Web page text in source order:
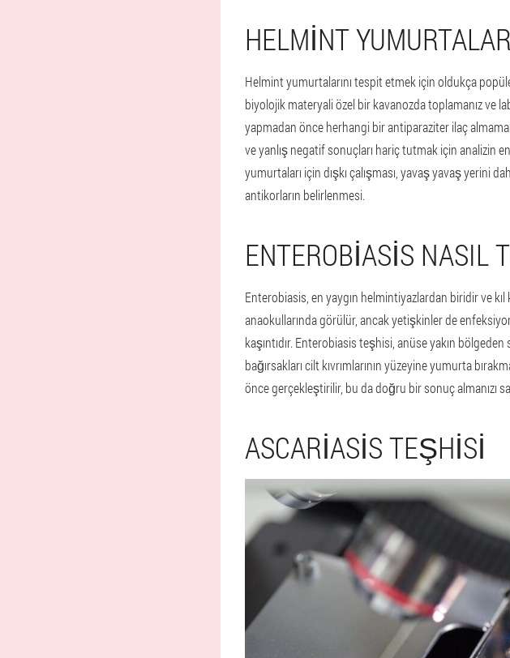
HELMINT
Helmint yumurtalarını tespit etmek için oldukça
biyolojik materyali özel bir kavanozda toplamanız ve
yapmadan önce herhangi bir antiparaziter ilaç
ve yanlış negatif sonuçları hariç tutmak için analizin
yumurtaları için dışkı çalışması, yavaş yavaş yerini
antikorların belirlenmesi.
ENTEROBIASIS NASIL
Enterobiasis, en yaygın helmintiyazlardan biridir ve
anaokullarında görülür, ancak yetişkinler de
kaşıntıdır. Enterobiasis teşhisi, anüse yakın
bağırsakları cilt kıvrımlarının yüzeyine yumurta
önce gerçekleştirilir, bu da doğru bir sonuç almanızı
ASCARIASIS TEŞHISI